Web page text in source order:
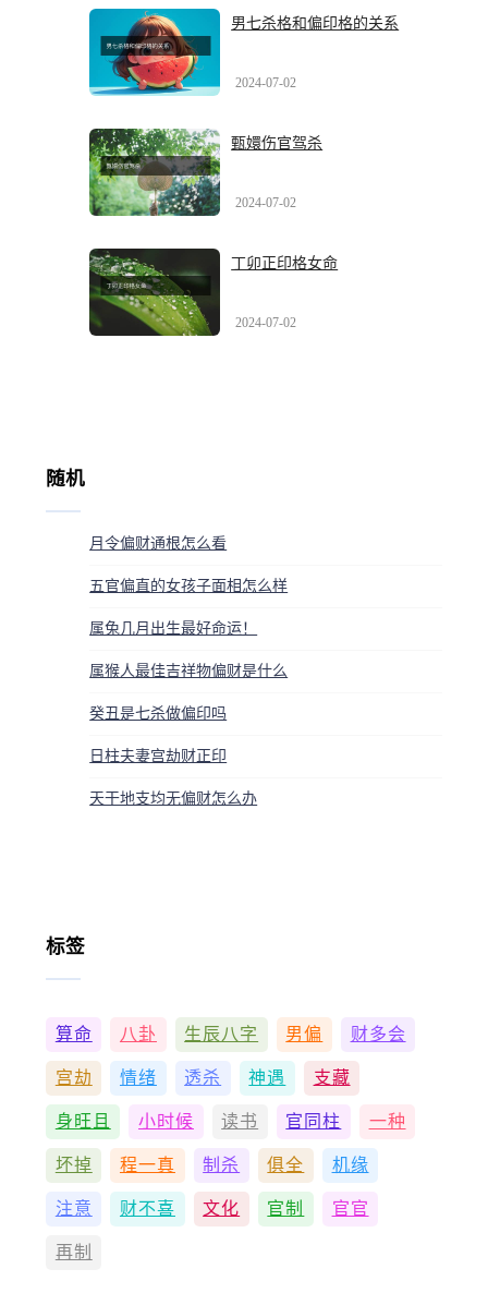
男七杀格和偏印格的关系
2024-07-02
甄嬛伤官驾杀
2024-07-02
丁卯正印格女命
2024-07-02
随机
月令偏财通根怎么看
五官偏直的女孩子面相怎么样
属兔几月出生最好命运！
属猴人最佳吉祥物偏财是什么
癸丑是七杀做偏印吗
日柱夫妻宫劫财正印
天干地支均无偏财怎么办
标签
算命 八卦 生辰八字 男偏 财多会
宫劫 情绪 透杀 神遇 支藏
身旺且 小时候 读书 官同柱 一种
坏掉 程一真 制杀 俱全 机缘
注意 财不喜 文化 官制 官官
再制